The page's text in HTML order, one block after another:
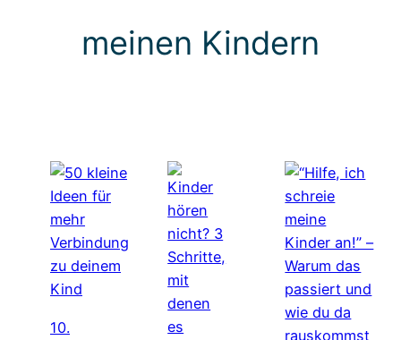
meinen Kindern
10.